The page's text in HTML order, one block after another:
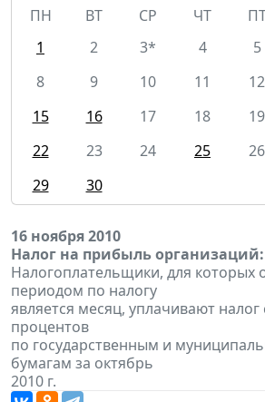
ПН
ВТ СР ЧТ
1
2 3* 4 5
8
9 10 11 12
15
16 17 18 19
22
23 24 25 26
29
30
16 ноября 2010
Налог на прибыль организаций:
Налогоплательщики, для которых
периодом по налогу
является месяц, уплачивают налог
процентов
по государственным и
бумагам за октябрь
2010 г.